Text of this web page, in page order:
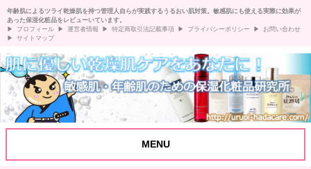
年齢肌によるツライ乾燥肌を持つ管理人自らが実践するうるおい肌対策。敏感肌にも使える実際に効果が
あった保湿化粧品をレビューいています。
プロフィール
運営者情報 特定商取引法記載事項 プライバシーポリシー
お問い合わせ
サイトマップ
MENU